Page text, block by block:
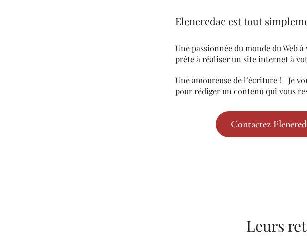
Eleneredac est tout
Une passionnée du monde du Web
prête à réaliser un site internet à
Une amoureuse de l’écriture ! Je
pour rédiger un contenu qui vous
Contactez
Leurs